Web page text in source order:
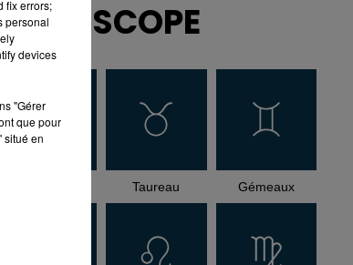
Taureau Gémeaux
fix errors;
personal
devices
"Gérer
que pour
situé en